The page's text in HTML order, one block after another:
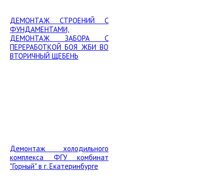
ДЕМОНТАЖ СТРОЕНИЙ С
ФУНДАМЕНТАМИ,
ДЕМОНТАЖ ЗАБОРА С
ПЕРЕРАБОТКОЙ БОЯ ЖБИ ВО
ВТОРИЧНЫЙ ЩЕБЕНЬ
Демонтаж холодильного
комплекса ФГУ комбинат
"Горный" в г. Екатеринбурге